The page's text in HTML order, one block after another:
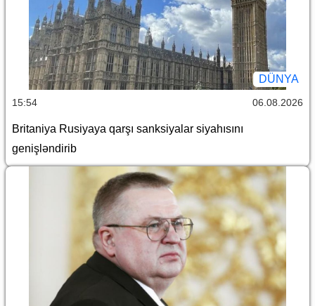
DÜNYA
15:54 06.08.2026
Britaniya Rusiyaya qarşı sanksiyalar siyahısını
genişləndirib